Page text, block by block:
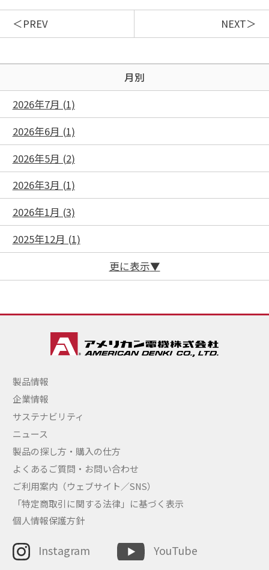
PREV NEXT
月別
2026年7月 (1)
2026年6月 (1)
2026年5月 (2)
2026年3月 (1)
2026年1月 (3)
2025年12月 (1)
更に表示
製品情報
企業情報
サステナビリティ
ニュース
製品の探し方・購入の仕方
よくあるご質問・お問い合わせ
ご利用案内（ウェブサイト／SNS）
「特定商取引に関する法律」に基づく表示
個人情報保護方針
Instagram YouTube